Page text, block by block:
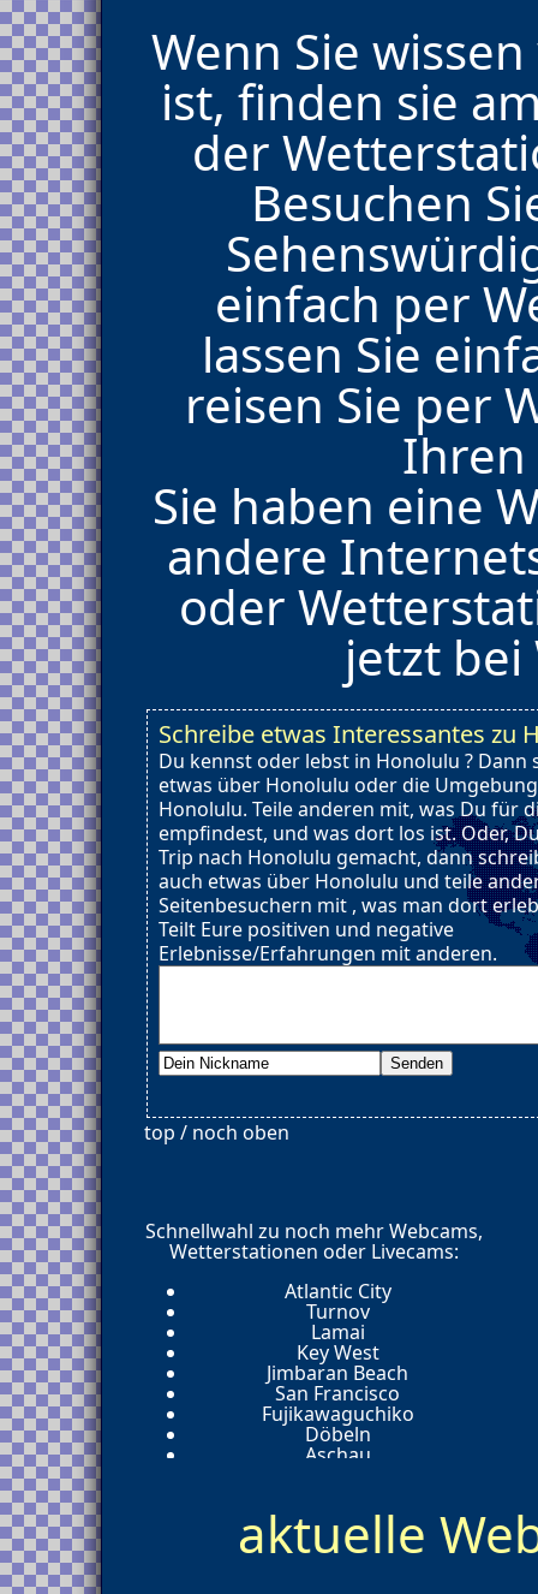
Wenn Sie
ist, finden sie
der
Besuchen
einfach per
lassen Sie
reisen Sie per
Ihren
Sie haben eine
andere
oder
jetzt
Schreibe etwas Interessantes zu
Du kennst oder lebst in Honolulu ? Dann
etwas über Honolulu oder die
Honolulu. Teile anderen mit, was Du für
empfindest, und was dort los ist. Oder,
Trip nach Honolulu gemacht, dann
auch etwas über Honolulu und teile
Seitenbesuchern mit , was man dort
Teilt Eure positiven und negative
Erlebnisse/Erfahrungen mit anderen.
top / noch oben
Schnellwahl zu noch mehr Webcams,
Wetterstationen oder Livecams:
Atlantic City
Turnov
Lamai
Key West
Jimbaran Beach
San Francisco
Fujikawaguchiko
Döbeln
Aschau
Willemstad
Rom
Key West
aktuelle